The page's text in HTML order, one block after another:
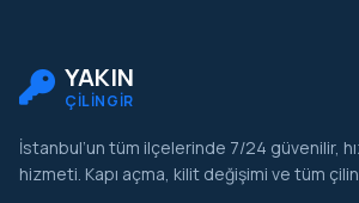
Yukarı Dudullu
YAKIN
ÇİLİNGİR
İstanbul’un tüm ilçelerinde 7/24 güvenilir,
hizmeti. Kapı açma, kilit değişimi ve tüm